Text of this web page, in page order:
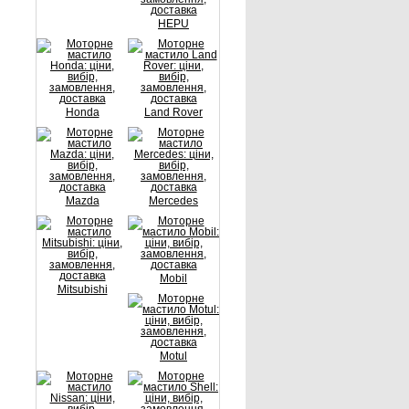
HEPU
Honda Land Rover
Mazda Mercedes
Mitsubishi
Mobil
Motul